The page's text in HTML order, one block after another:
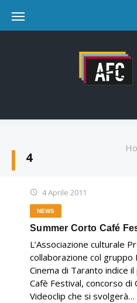
4
4 Aprile 2011
NEWS
Summer Corto Café
L’Associazione culturale
collaborazione col gruppo
Cinema di Taranto indice
Cafè Festival, concorso
Videoclip che si svolgerà…